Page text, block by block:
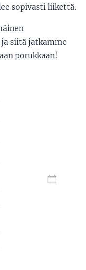
sopivasti liikettä.
siitä jatkamme
porukkaan!